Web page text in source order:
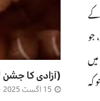
جو
کہ
(آزادی کا جشن
15 اگست 2025